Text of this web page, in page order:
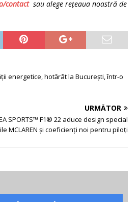
contactsau alege rețeaua noastră de
energetice, hotărât la București, într-o
URMĂTOR
SPORTS™ F1® 22 aduce design special
MCLAREN și coeficienți noi pentru piloți